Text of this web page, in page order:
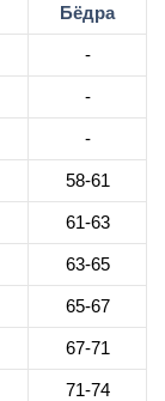
Бёдра
-
-
-
58-61
61-63
63-65
65-67
67-71
71-74